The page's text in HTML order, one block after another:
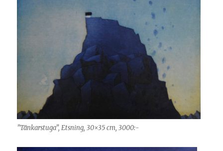
”Tänkarstuga”, Etsning, 30×35 cm, 3000:-